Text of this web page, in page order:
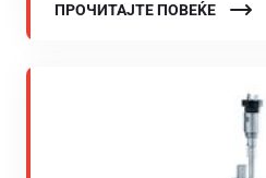
ПРОЧИТАЈТЕ ПОВЕЌЕ